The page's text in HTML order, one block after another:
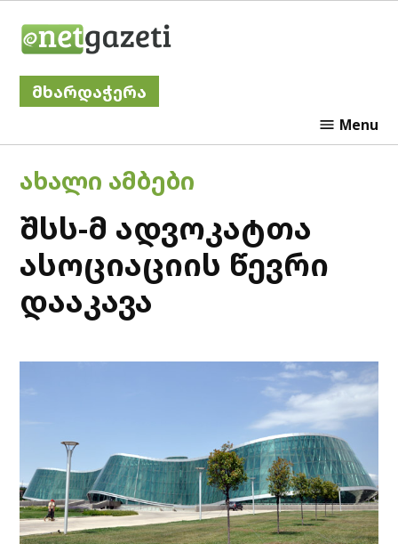
მხარდაჭერა
Menu
POSTED
IN
ᲐᲮᲐᲚᲘ ᲐᲛᲑᲔᲑᲘ
შსს-მ ადვოკატთა
ასოციაციის წევრი
დააკავა